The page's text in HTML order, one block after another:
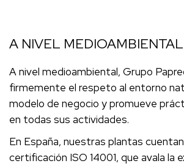
A NIVEL MEDIOAMBIENTAL
A nivel medioambiental, Grupo
firmemente el respeto al entorno
modelo de negocio y promueve
en todas sus actividades.
En España, nuestras plantas
certificación ISO 14001, que avala la